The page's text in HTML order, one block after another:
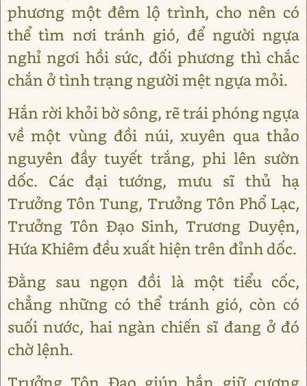
phương một đêm lộ trình, cho nên có
thể tìm nơi tránh gió, để người ngựa
nghỉ ngơi hồi sức, đối phương thì chắc
chắn ở tình trạng người mệt ngựa mỏi.
Hắn rời khỏi bờ sông, rẽ trái phóng ngựa
về một vùng đồi núi, xuyên qua thảo
nguyên đầy tuyết trắng, phi lên sườn
dốc. Các đại tướng, mưu sĩ thủ hạ
Trưởng Tôn Tung, Trưởng Tôn Phổ Lạc,
Trưởng Tôn Đạo Sinh, Trương Duyện,
Hứa Khiêm đều xuất hiện trên đỉnh dốc.
Đằng sau ngọn đồi là một tiểu cốc,
chẳng những có thể tránh gió, còn có
suối nước, hai ngàn chiến sĩ đang ở đó
chờ lệnh.